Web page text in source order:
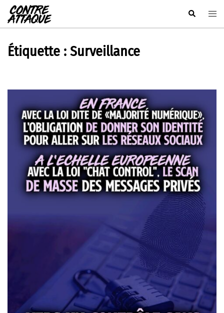
Aller
au
contenu
Rechercher
Étiquette : Surveillance